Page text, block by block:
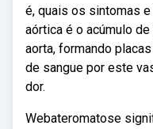
é, quais os sintomas
aórtica é o acúmulo
aorta, formando
de sangue por este
dor.
Webateromatose